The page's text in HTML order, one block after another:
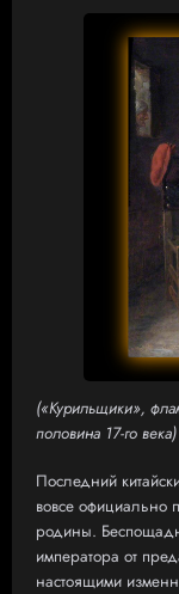
(«Курильщики»,
половина 17-го века)
Последний
вовсе официально
родины.
императора от
настоящими